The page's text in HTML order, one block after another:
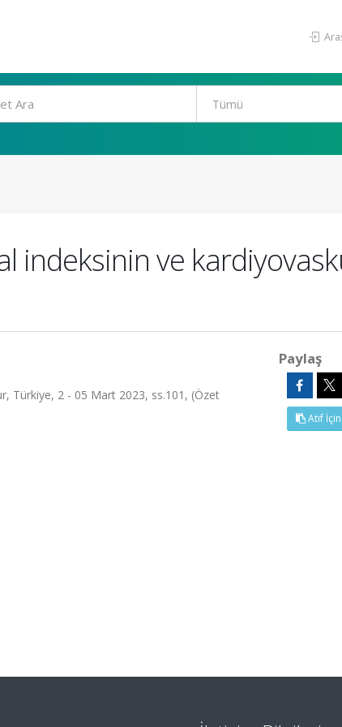
ve
Türkiye, 2 - 05 Mart 2023, ss.101, (Özet
Paylaş
Atıf